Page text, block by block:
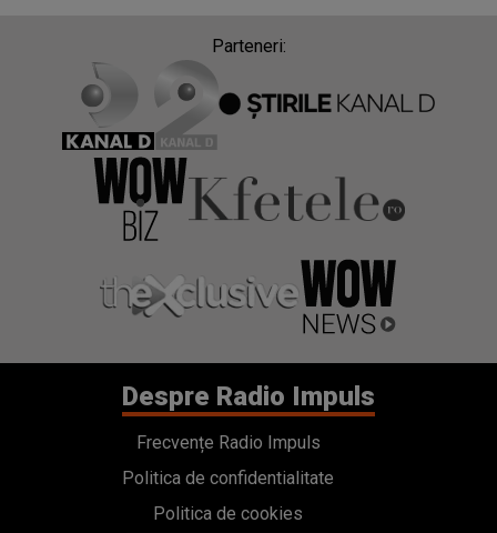
Parteneri:
Despre Radio Impuls
Frecvențe Radio Impuls
Politica de confidentialitate
Politica de cookies